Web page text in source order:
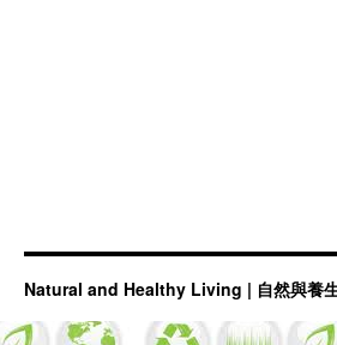
Natural and Healthy Living | 自然與養